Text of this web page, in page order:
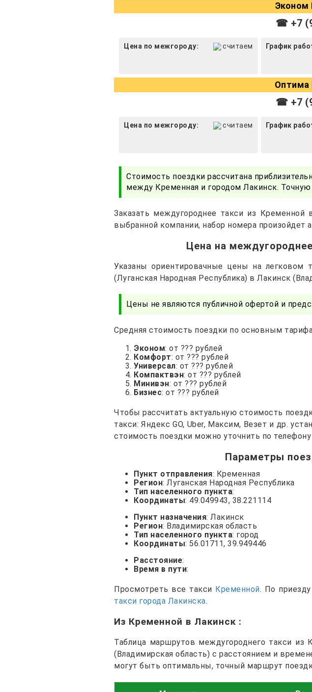
Эконом
☎ +7
Цена по межгороду: считаем График
Оптима
☎ +7
Цена по межгороду: считаем График
Стоимость поездки рассчитана
между Кременная и городом Лакинск. Точную
Заказать междугороднее такси из
выбранной компании, набор номера произойдет
Цена на
Указаны ориентировачные цены на
(Луганская Народная Республика) в Лакинск
Цены не являются публичной офертой и
Средняя стоимость поездки по основным
Эконом: от ??? рублей
Комфорт: от ??? рублей
Универсал: от ??? рублей
Компактвэн: от ??? рублей
Минивэн: от ??? рублей
Бизнес: от ??? рублей
Чтобы рассчитать актуальную стоимость
такси: Яндекс GO, Uber, Максим, Везет и др.
стоимость поездки можно уточнить по телефону
Параметры
Пункт отправления: Кременная
Регион: Луганская Народная Республика
Тип населенного пункта:
Координаты: 49.049943, 38.221114
Пункт назначения: Лакинск
Регион: Владимирская область
Тип населенного пункта: город
Координаты: 56.01711, 39.949446
Расстояние:
Время в пути:
Просмотреть все такси Кременной. По
такси города Лакинска.
Из Кременной в Лакинск :
Таблица маршрутов междугороднего такси из
(Владимирская область) с расстоянием и
могут быть оптимальны, точный маршрут